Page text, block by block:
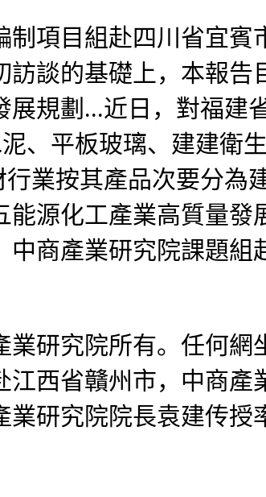
目組赴四川省宜賓
談的基礎上，本報告
規劃...近日，對福建
、平板玻璃、建建衛
業按其產品次要分為
源化工產業高質量發
商產業研究院課題
研究院所有。任何網
西省贛州市，中商
研究院院長袁建传授